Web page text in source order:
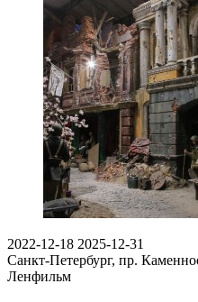
2022-12-18 2025-12-31
Санкт-Петербург, пр.
Ленфильм